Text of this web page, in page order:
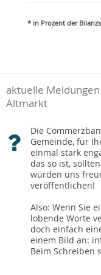
* in Prozent der
aktuelle
Altmarkt
Die
Gemeinde, für
einmal stark
das so ist,
würden uns
veröffentlichen!
Also: Wenn Sie
lobende Worte
doch einfach
einem Bild an:
Beim Schreiben